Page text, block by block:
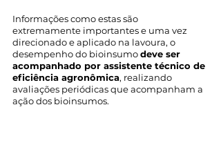
Informações como estas são
extremamente importantes e uma vez
direcionado e aplicado na lavoura, o
desempenho do bioinsumo deve ser
acompanhado por assistente técnico de
eficiência agronômica, realizando
avaliações periódicas que acompanham a
ação dos bioinsumos.